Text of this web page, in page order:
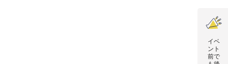
イベ
ント
前で